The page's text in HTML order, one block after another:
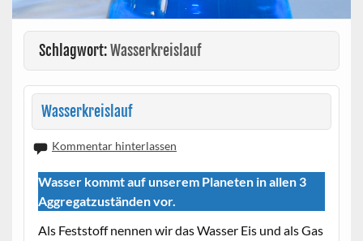
Schlagwort:Wasserkreislauf
Wasserkreislauf
Kommentar hinterlassen
Wasser kommt auf unserem Planeten in allen 3
Aggregatzuständen vor.
Als Feststoff nennen wir das Wasser Eis und als Gas